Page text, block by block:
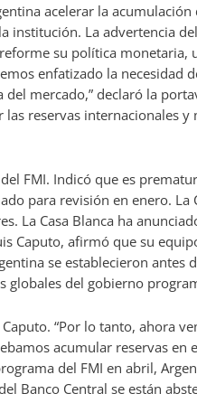
acelerar la acumulación
institución. La advertencia
su política monetaria,
enfatizado la necesidad
mercado,” declaró la
reservas internacionales
FMI. Indicó que es
para revisión en enero. La
La Casa Blanca ha
Caputo, afirmó que su
se establecieron antes
del gobierno
“Por lo tanto, ahora
acumular reservas
del FMI en abril,
Banco Central se están